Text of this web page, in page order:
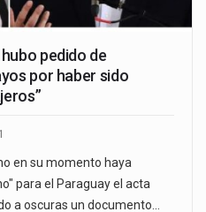
pedido de
por haber sido
en su momento haya
para el Paraguay el acta
a oscuras un documento…